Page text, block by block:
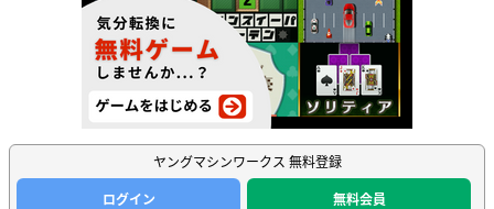
ヤングマシンワークス 無料登録
ログイン
無料会員